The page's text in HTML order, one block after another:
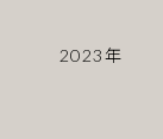
2023年